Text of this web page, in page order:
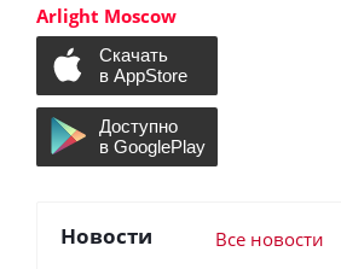
Arlight Moscow
Новости Все новости